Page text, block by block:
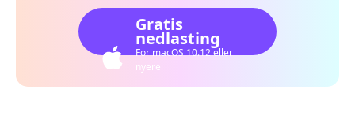
Gratis
nedlasting
For macOS 10.12 eller
nyere